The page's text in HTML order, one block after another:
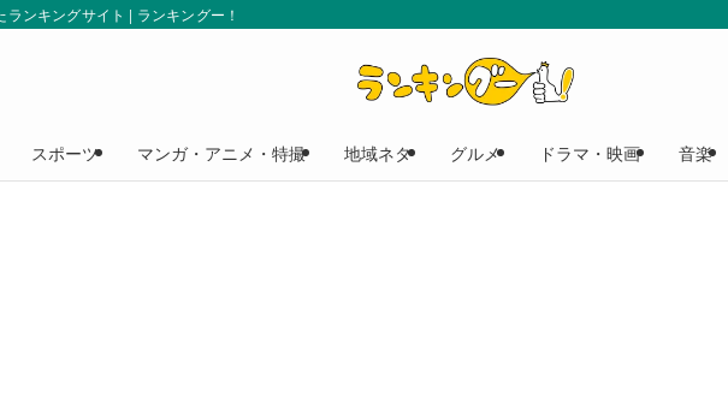
ンキングサイト | ランキングー！
スポーツ マンガ・アニメ・特撮 地域ネタ グルメ ドラマ・映画 音楽